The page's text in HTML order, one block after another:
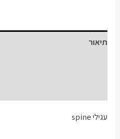
תיאור
עגילי spine